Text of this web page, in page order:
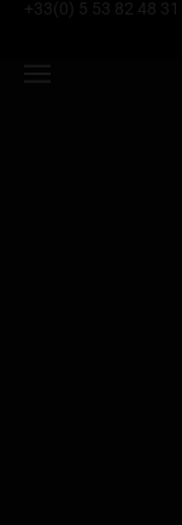
+33(0) 5 53 82 48 31